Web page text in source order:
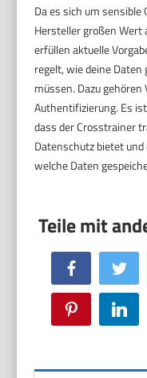
Da es sich um
Hersteller großen Wert
erfüllen aktuelle
regelt, wie deine
müssen. Dazu
Authentifizierung. Es
dass der Crosstrainer
Datenschutz bietet
welche Daten
Facebook Twitter
Pinterest